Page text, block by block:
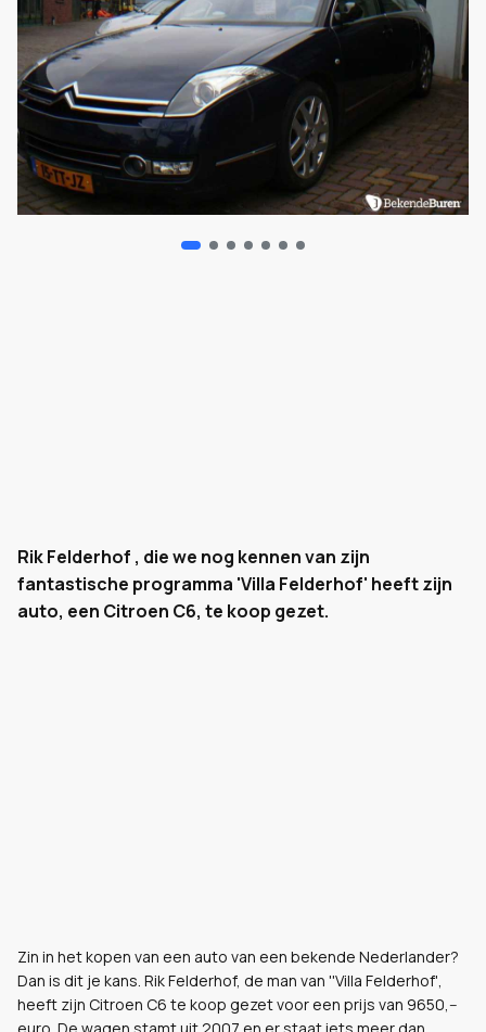
Rik Felderhof , die we nog kennen van zijn
fantastische programma 'Villa Felderhof' heeft zijn
auto, een Citroen C6, te koop gezet.
Zin in het kopen van een auto van een bekende Nederlander?
Dan is dit je kans. Rik Felderhof, de man van ''Villa Felderhof',
heeft zijn Citroen C6 te koop gezet voor een prijs van 9650,--